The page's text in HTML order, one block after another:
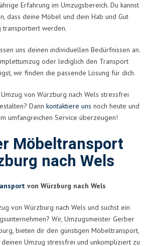
Erfahrung im Umzugsbereich. Du kannst
dass deine Möbel und dein Hab und Gut
transportiert werden.
uns deinen individuellen Bedürfnissen an.
oder lediglich den Transport
wir finden die passende Lösung für dich.
von Würzburg nach Wels stressfrei
Dann kontaktiere uns noch heute und
umfangreichen Service überzeugen!
Möbeltransport
nach Wels
von Würzburg nach Wels
von Würzburg nach Wels und suchst ein
Wir, Umzugsmeister Gerber
bieten dir den günstigen Möbeltransport,
Umzug stressfrei und unkompliziert zu